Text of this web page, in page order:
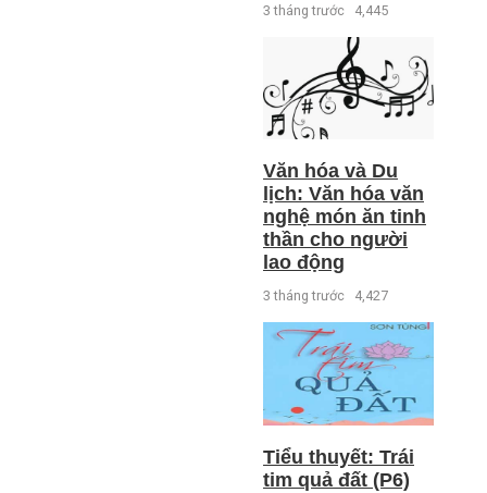
3 tháng trước 4,445
Văn hóa và Du
lịch: Văn hóa văn
nghệ món ăn tinh
thần cho người
lao động
3 tháng trước 4,427
Tiểu thuyết: Trái
tim quả đất (P6)